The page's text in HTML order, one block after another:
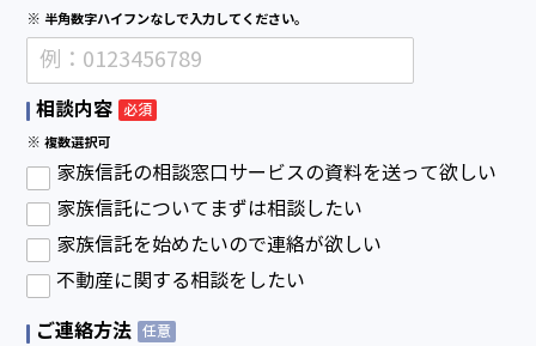
※ 半角数字ハイフンなしで入力してください。
相談内容 必須
※ 複数選択可
家族信託の相談窓口サービスの資料を送って欲しい
家族信託についてまずは相談したい
家族信託を始めたいので連絡が欲しい
不動産に関する相談をしたい
ご連絡方法 任意